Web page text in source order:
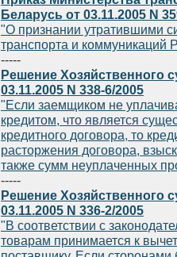
Беларусь от 03.11.2005 N
"О признании утратившими
транспорта и коммуникаций
-----
Решение Хозяйственного
03.11.2005 N 338-6/2005
"Если заемщиком не
кредитом, что является
кредитного договора, то
расторжения договора,
также сумм неуплаченных
-----
Решение Хозяйственного
03.11.2005 N 336-2/2005
"В соответствии с
товарам принимается к